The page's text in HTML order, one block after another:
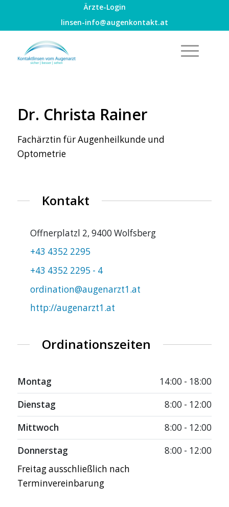
Ärzte-Login
linsen-info@augenkontakt.at
Dr. Christa Rainer
Fachärztin für Augenheilkunde und
Optometrie
Kontakt
Offnerplatzl 2, 9400 Wolfsberg
+43 4352 2295
+43 4352 2295 - 4
ordination@augenarzt1.at
http://augenarzt1.at
Ordinationszeiten
Montag
14:00 - 18:00
Dienstag
8:00 - 12:00
Mittwoch
8:00 - 12:00
Donnerstag
8:00 - 12:00
Freitag ausschließlich nach
Terminvereinbarung